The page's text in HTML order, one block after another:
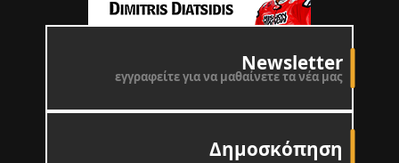
Newsletter
εγγραφείτε για να μαθαίνετε τα νέα μας
Δημοσκόπηση